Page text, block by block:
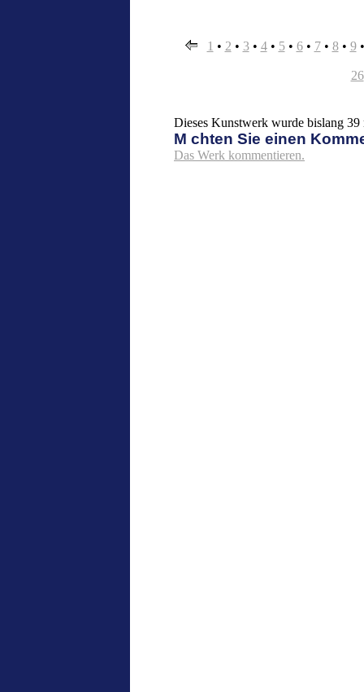
1 • 2 • 3• 4• 5• 6• 7• 8• 9
26
Dieses Kunstwerk wurde bislang 39
M chten Sie einen
Das Werk kommentieren.